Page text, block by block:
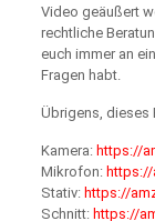
Video geäußert
rechtliche
euch immer an
Fragen habt.
Übrigens, dieses
Kamera: https://
Mikrofon:
Stativ: https://
Schnitt: https://